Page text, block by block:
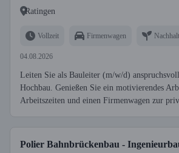
Ratingen
Vollzeit Firmenwagen
04.08.2026
Leiten Sie als Bauleiter (m/w/d)
Hochbau. Genießen Sie ein motivierendes
Arbeitszeiten und einen Firmenwagen zur
Polier Bahnbrückenbau -